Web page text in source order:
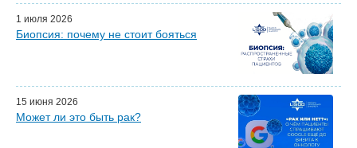
Наши партнеры
1 июля 2026
Биопсия: почему не стоит бояться
15 июня 2026
Может ли это быть рак?